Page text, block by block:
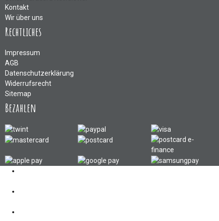
Kontakt
Wir über uns
Rechtliches
Impressum
AGB
Datenschutzerklärung
Widerrufsrecht
Sitemap
Bezahlen